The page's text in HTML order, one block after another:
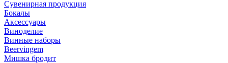
Сувенирная продукция
Бокалы
Аксессуары
Виноделие
Винные наборы
Beervingem
Мишка бродит